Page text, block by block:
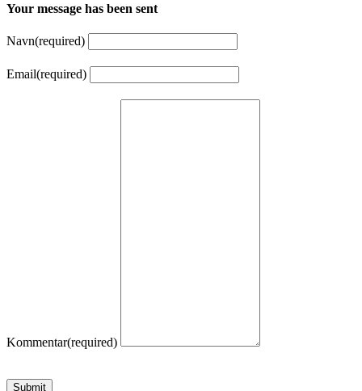
Your message has been sent
Navn(required)
Email(required)
Kommentar(required)
Submit